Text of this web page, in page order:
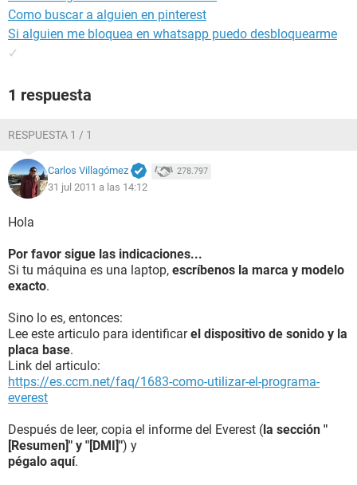
Como buscar a alguien en pinterest
Si alguien me bloquea en whatsapp puedo desbloquearme
✓
1 respuesta
RESPUESTA 1 / 1
Carlos Villagómez 278.797
31 jul 2011 a las 14:12
Hola
Por favor sigue las indicaciones...
Si tu máquina es una laptop, escríbenos la marca y modelo
exacto.
Sino lo es, entonces:
Lee este articulo para identificarel dispositivo de sonido y la
placa base.
Link del articulo:
https://es.ccm.net/faq/1683-como-utilizar-el-programa-
everest
Después de leer, copia el informe del Everest (la sección "
[Resumen]" y "[DMI]") y
pégalo aquí.